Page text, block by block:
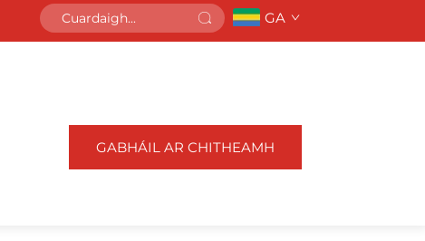
GA
GABHÁIL AR CHITHEAMH